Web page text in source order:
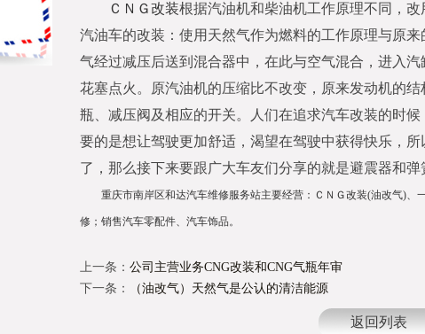
ＣＮＧ改装根据汽油机和柴油机工作原理不同，
汽油车的改装：使用天然气作为燃料的工作原理与原
气经过减压后送到混合器中，在此与空气混合，进入
花塞点火。原汽油机的压缩比不改变，原来发动机的
瓶、减压阀及相应的开关。人们在追求汽车改装的时
要的是想让驾驶更加舒适，渴望在驾驶中获得快乐，
了，那么接下来要跟广大车友们分享的就是避震器和弹
重庆市南岸区和达汽车维修服务站主要经营：ＣＮＧ改装(油改气)、
修；销售汽车零配件、汽车饰品。
上一条： 公司主营业务CNG改装和CNG气瓶年审
下一条：
（油改气）天然气是公认的清洁能源
返回列表